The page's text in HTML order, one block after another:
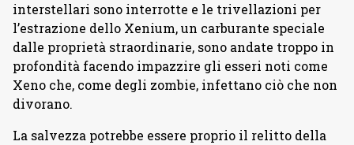
interstellari sono interrotte e le trivellazioni per
l’estrazione dello Xenium, un carburante speciale
dalle proprietà straordinarie, sono andate troppo in
profondità facendo impazzire gli esseri noti come
Xeno che, come degli zombie, infettano ciò che non
divorano.
La salvezza potrebbe essere proprio il relitto della